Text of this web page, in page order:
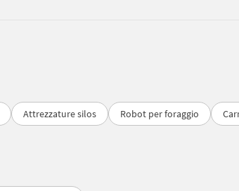
Attrezzature silos Robot per foraggio